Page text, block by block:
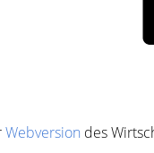
Webversion des